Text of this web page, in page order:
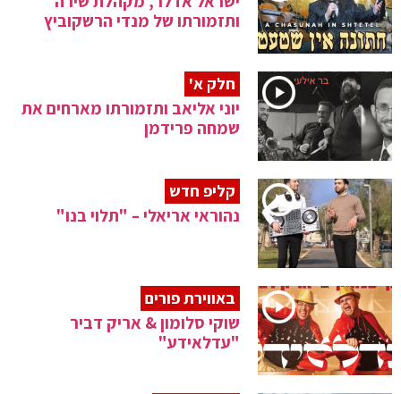
ותזמורתו של מנדי הרשקוביץ
חלק א'
יוני אליאב ותזמורתו מארחים את
שמחה פרידמן
קליפ חדש
נהוראי אריאלי – "תלוי בנו"
באווירת פורים
שוקי סלומון & אריק דביר
"עדלאידע"